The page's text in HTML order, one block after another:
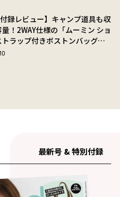
付録レビュー】キャンプ道具も収
！2WAY仕様の「ムーミン ショ
トラップ付きボストンバッグ」
すすめな理由
最新号 & 特別付録